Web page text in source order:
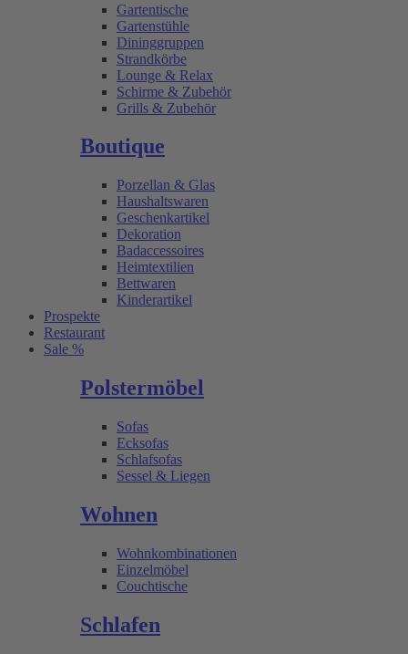
Gartentische
Gartenstühle
Dininggruppen
Strandkörbe
Lounge & Relax
Schirme & Zubehör
Grills & Zubehör
Boutique
Porzellan & Glas
Haushaltswaren
Geschenkartikel
Dekoration
Badaccessoires
Heimtextilien
Bettwaren
Kinderartikel
Prospekte
Restaurant
Sale %
Polstermöbel
Sofas
Ecksofas
Schlafsofas
Sessel & Liegen
Wohnen
Wohnkombinationen
Einzelmöbel
Couchtische
Schlafen